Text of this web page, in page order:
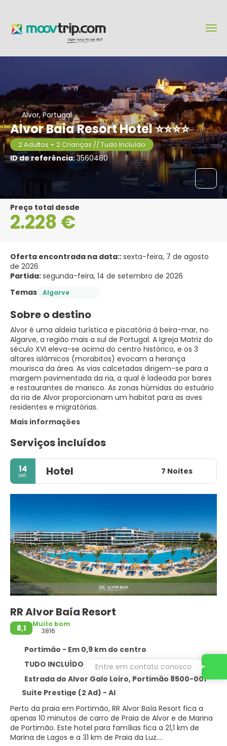
Alvor, Portugal
Alvor Baia Resort Hotel ⭐⭐⭐⭐
2 Adultos + 2 Crianças // Tudo Incluído
ID de referência:3560480
Preço total desde
2.228 €
Oferta encontrada na data::sexta-feira, 7 de agosto
de 2026
Partida:segunda-feira, 14 de setembro de 2026
Temas
Algarve
Sobre o destino
Alvor é uma aldeia turística e piscatória à beira-mar, no
Algarve, a região mais a sul de Portugal. A Igreja Matriz do
século XVI eleva-se acima do centro histórico, e os 3
altares islâmicos (morabitos) evocam a herança
mourisca da área. As vias calcetadas dirigem-se para a
margem pavimentada da ria, a qual é ladeada por bares
e restaurantes de marisco. As zonas húmidas do estuário
da ria de Alvor proporcionam um habitat para as aves
residentes e migratórias.
Mais informações
Serviços incluídos
14
set. Hotel 7 Noites
RR Alvor Baía Resort
8,1
Muito bom
3816
Portimão - Em 0,9 km do centro
TUDO INCLUÍDO
Estrada do Alvor Galo Loiro, Portimão 8500-001
Suite Prestige (2 Ad) - AI
Perto da praia em Portimão, RR Alvor Baía Resort fica a
apenas 10 minutos de carro de Praia de Alvor e de Marina
de Portimão. Este hotel para famílias fica a 21,1 km de
Marina de Lagos e a 31 km de Praia da Luz.
Entre em contato conosco